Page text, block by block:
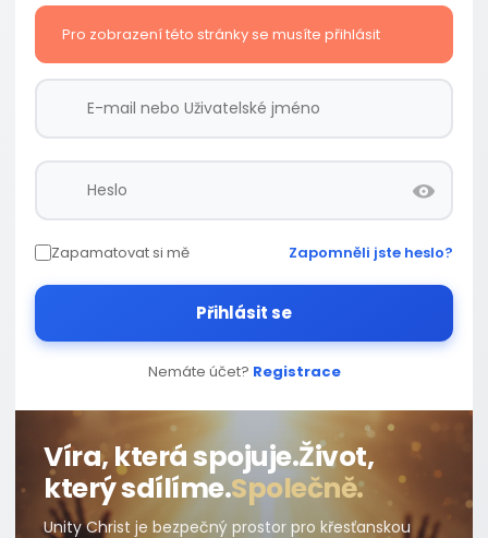
Pro zobrazení této stránky se musíte přihlásit
Zapamatovat si mě Zapomněli jste heslo?
Přihlásit se
Nemáte účet? Registrace
Víra, která spojuje.Život,
který sdílíme.Společně.
Unity Christ je bezpečný prostor pro křesťanskou